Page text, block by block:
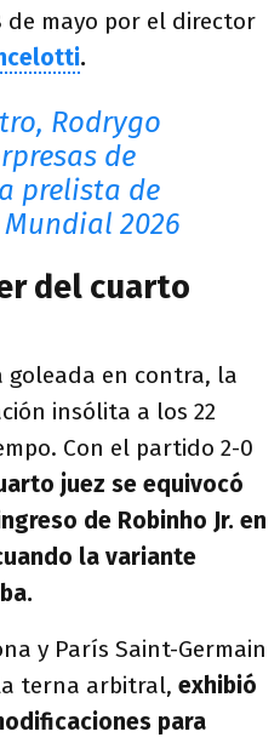
de mayo por el director
.
Rodrygo
de
prelista de
2026
del cuarto
en contra, la
insólita a los 22
Con el partido 2-0
juez se equivocó
de Robinho Jr. en
la variante
y París Saint-Germain
terna arbitral, exhibió
para